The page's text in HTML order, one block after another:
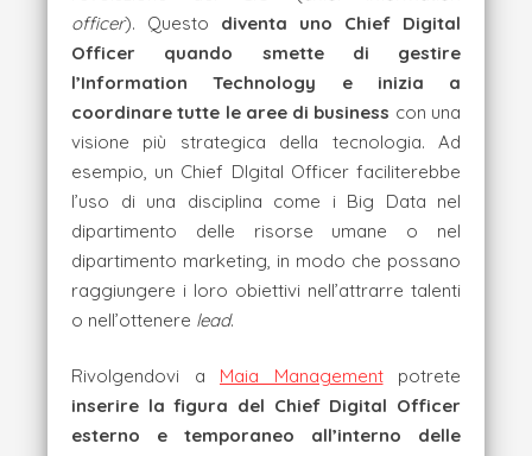
officer). Questo diventa uno Chief Digital
Officer quando smette di gestire
l’Information Technology e inizia a
coordinare tutte le aree di business con una
visione più strategica della tecnologia. Ad
esempio, un Chief DIgital Officer faciliterebbe
l’uso di una disciplina come i Big Data nel
dipartimento delle risorse umane o nel
dipartimento marketing, in modo che possano
raggiungere i loro obiettivi nell’attrarre talenti
o nell’ottenere lead.
Rivolgendovi a Maia Managementpotrete
inserire la figura del Chief Digital Officer
esterno e temporaneo all’interno delle